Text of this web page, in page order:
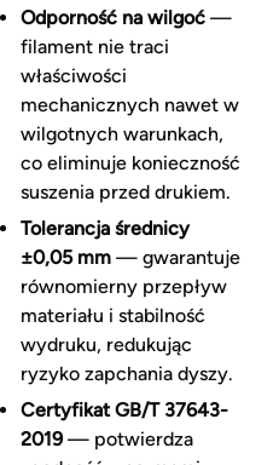
Odporność na wilgoć—
filament nie traci
właściwości
mechanicznych nawet w
wilgotnych warunkach,
co eliminuje konieczność
suszenia przed drukiem.
Tolerancja średnicy
±0,05 mm— gwarantuje
równomierny przepływ
materiału i stabilność
wydruku, redukując
ryzyko zapchania dyszy.
Certyfikat GB/T 37643-
2019— potwierdza